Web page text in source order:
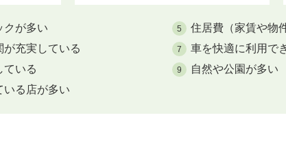
クが多い 5 住居費（家賃や物
充実している 7 車を快適に利用で
ている 9 自然や公園が多い
いる店が多い